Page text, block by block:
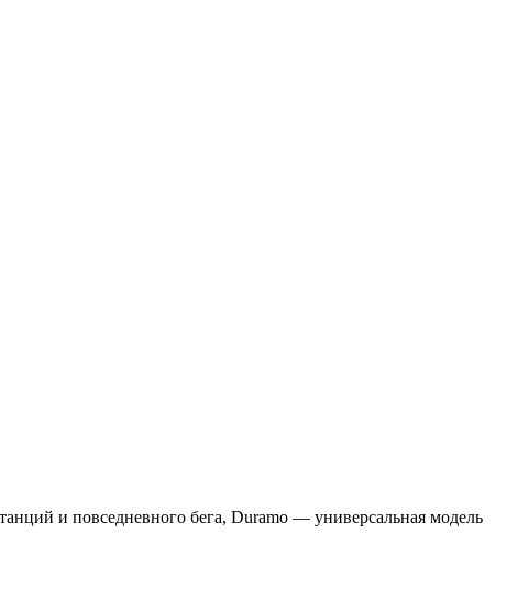
и повседневного бега, Duramo — универсальная модель